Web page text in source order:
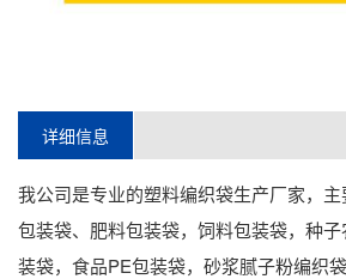
详细信息
我公司是专业的塑料编织袋生产厂家，
包装袋、肥料包装袋，饲料包装袋，种
装袋，食品PE包装袋，砂浆腻子粉编织